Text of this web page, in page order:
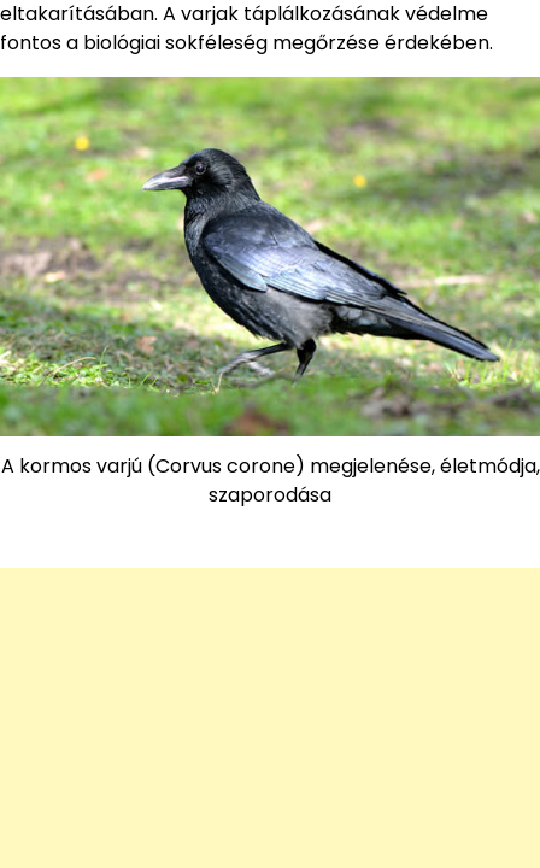
eltakarításában. A varjak táplálkozásának védelme
fontos a biológiai sokféleség megőrzése érdekében.
A kormos varjú (Corvus corone) megjelenése, életmódja,
szaporodása